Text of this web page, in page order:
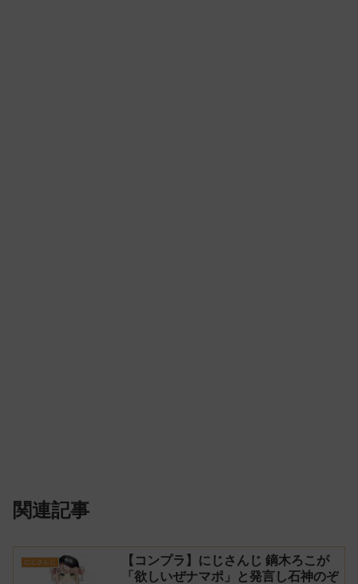
関連記事
にじさんじ
【コンプラ】にじさんじ 鏑木ろこが
「欲しいぜナマポ」と発言し石神のぞ